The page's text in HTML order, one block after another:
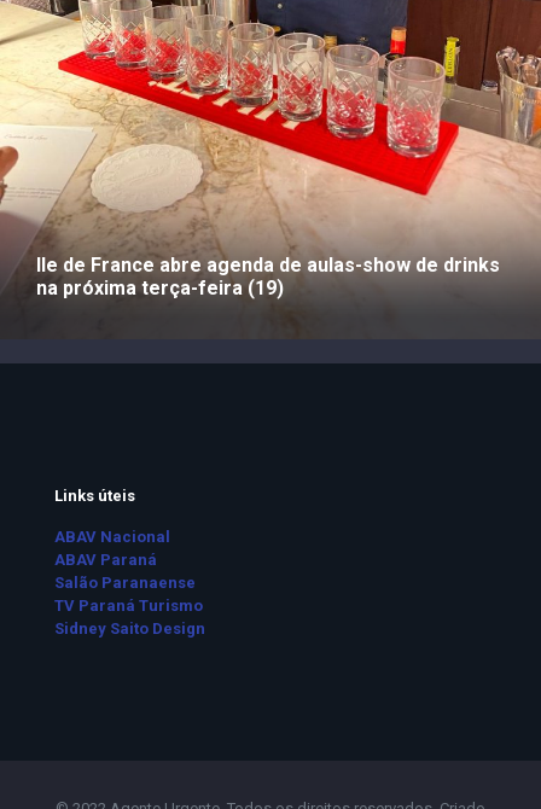
Ile de France abre agenda de aulas-show de drinks
na próxima terça-feira (19)
Links úteis
ABAV Nacional
ABAV Paraná
Salão Paranaense
TV Paraná Turismo
Sidney Saito Design